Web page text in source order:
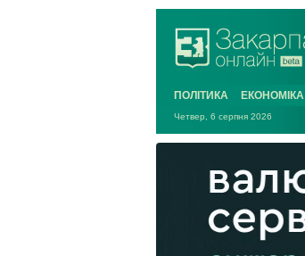
ПОЛІТИКА ЕКОНОМІКА
Четвер, 6 серпня 2026